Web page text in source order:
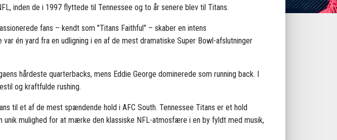
inden de i 1997 flyttede til Tennessee og to år senere blev til Titans.
fans – kendt som "Titans Faithful" – skaber en intens
én yard fra en udligning i en af de mest dramatiske Super Bowl-afslutninger
hårdeste quarterbacks, mens Eddie George dominerede som running back. I
og kraftfulde rushing.
til et af de mest spændende hold i AFC South. Tennessee Titans er et hold
mulighed for at mærke den klassiske NFL-atmosfære i en by fyldt med musik,